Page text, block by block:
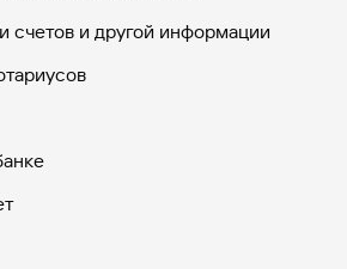
счетов и другой информации